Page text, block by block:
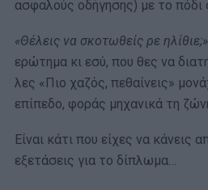
ασφαλούς οδήγησης) με το πόδι
«Θέλεις να σκοτωθείς ρε ηλίθιε;»
ερώτημα κι εσύ, που θες να
λες «Πιο χαζός, πεθαίνεις»
επίπεδο, φοράς μηχανικά τη
Είναι κάτι που είχες να κάνεις
εξετάσεις για το δίπλωμα…